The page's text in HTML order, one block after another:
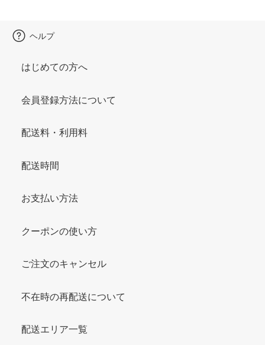
ヘルプ
はじめての方へ
会員登録方法について
配送料・利用料
配送時間
お支払い方法
クーポンの使い方
ご注文のキャンセル
不在時の再配送について
配送エリア一覧